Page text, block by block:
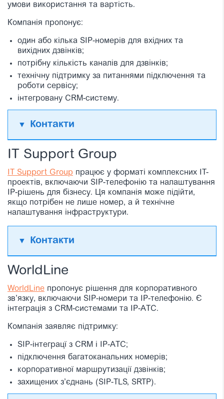
умови використання та вартість.
Компанія пропонує:
один або кілька SIP-номерів для вхідних та
вихідних дзвінків;
потрібну кількість каналів для дзвінків;
технічну підтримку за питаннями підключення та
роботи сервісу;
інтегровану CRM-систему.
Контакти
IT Support Group
IT Support Group працює у форматі комплексних IT-
проектів, включаючи SIP-телефонію та налаштування
IP-рішень для бізнесу. Ця компанія може підійти,
якщо потрібен не лише номер, а й технічне
налаштування інфраструктури.
Контакти
WorldLine
WorldLine пропонує рішення для корпоративного
зв’язку, включаючи SIP-номери та IP-телефонію. Є
інтеграція з CRM-системами та IP-АТС.
Компанія заявляє підтримку:
SIP-інтеграцї з CRM і IP-АТС;
підключення багатоканальних номерів;
корпоративної маршрутизації дзвінків;
захищених з’єднань (SIP-TLS, SRTP).